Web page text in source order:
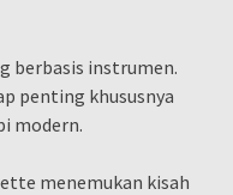
berbasis instrumen.
penting khususnya
modern.
menemukan kisah